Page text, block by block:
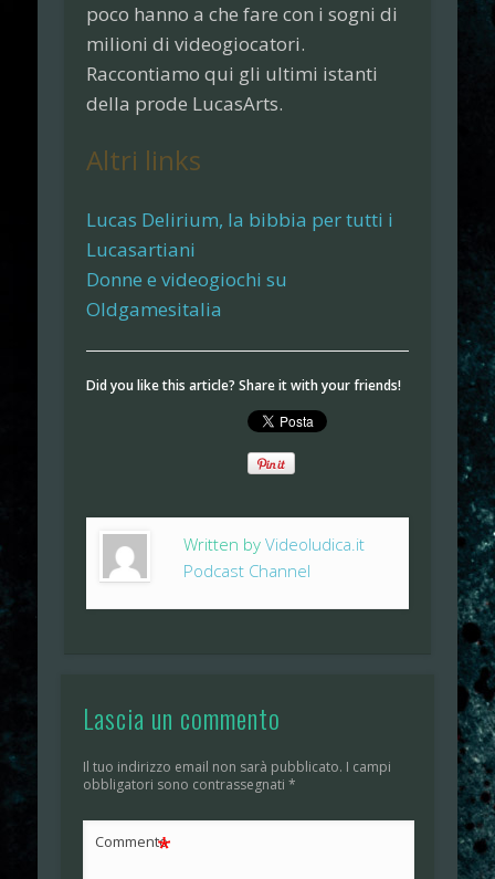
poco hanno a che fare con i sogni di
milioni di videogiocatori.
Raccontiamo qui gli ultimi istanti
della prode LucasArts.
Altri links
Lucas Delirium, la bibbia per tutti i
Lucasartiani
Donne e videogiochi su
Oldgamesitalia
Did you like this article? Share it with your friends!
Written byVideoludica.it
Podcast Channel
Lascia un commento
Il tuo indirizzo email non sarà pubblicato. I campi
obbligatori sono contrassegnati *
Commento
*